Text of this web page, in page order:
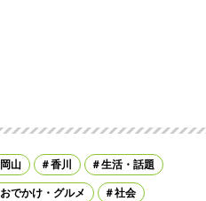
岡山 香川 生活・話題
おでかけ・グルメ 社会